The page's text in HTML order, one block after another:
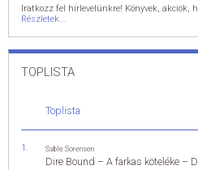
Iratkozz fel hírlevelünkre! Könyvek, akciók,
Részletek...
TOPLISTA
Toplista
Sable Sorensen
Dire Bound – A farkas köteléke –